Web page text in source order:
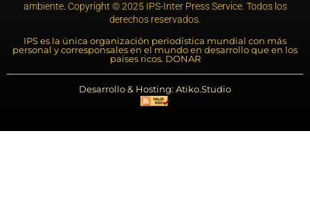
ambiente. Copyright © 2025 IPS-Inter Press Service. Todos los
derechos reservados.
IPS es la única organización periodística mundial con más
personal y corresponsales en el mundo en desarrollo que en los
países ricos. DONAR
Desarrollo & Hosting: Atiko.Studio